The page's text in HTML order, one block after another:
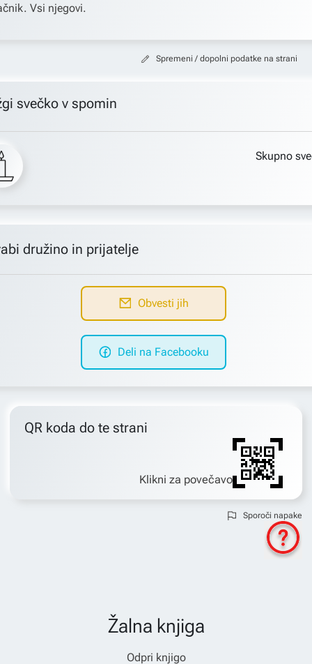
Vsi njegovi.
Spremeni / dopolni podatke na strani
svečko v spomin
Skupno
družino in prijatelje
Obvesti jih
Deli na Facebooku
QR koda do te strani
Klikni za povečavo
Sporoči napake
Žalna knjiga
Odpri knjigo